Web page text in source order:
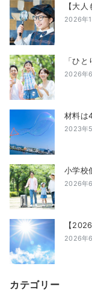
【大
2026年
「ひ
2026年
材料は
2023年
小学校
2026年
【
2026年6
カテゴリー